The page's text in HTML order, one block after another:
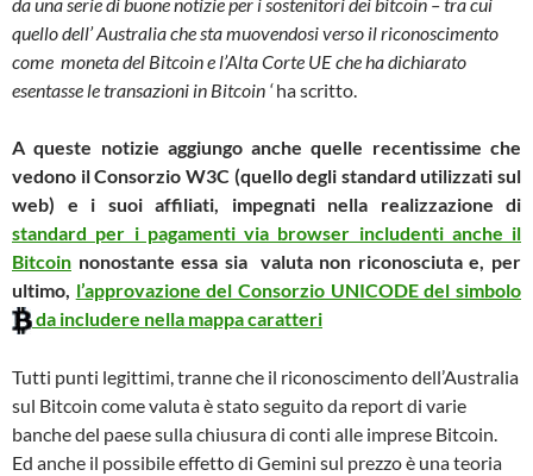
quello dell’ Australia che sta muovendosi verso il riconoscimento
come moneta del Bitcoin e l’Alta Corte UE che ha dichiarato
esentasse le transazioni in Bitcoin ‘ha scritto.
A queste notizie aggiungo anche quelle recentissime che
vedono il Consorzio W3C (quello degli standard utilizzati sul
web) e i suoi affiliati, impegnati nella realizzazione di
standard per i pagamenti via browser includenti anche il
Bitcoin nonostante essa sia valuta non riconosciuta e, per
ultimo, l’approvazione del Consorzio UNICODE del simbolo
da includere nella mappa caratteri
Tutti punti legittimi, tranne che il riconoscimento dell’Australia
sul Bitcoin come valuta è stato seguito da report di varie
banche del paese sulla chiusura di conti alle imprese Bitcoin.
Ed anche il possibile effetto di Gemini sul prezzo è una teoria